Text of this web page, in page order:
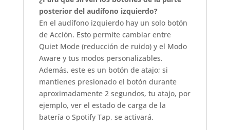
posterior del audífono izquierdo?
En el audífono izquierdo hay un solo botón
de Acción. Esto permite cambiar entre
Quiet Mode (reducción de ruido) y el Modo
Aware y tus modos personalizables.
Además, este es un botón de atajo; si
mantienes presionado el botón durante
aproximadamente 2 segundos, tu atajo, por
ejemplo, ver el estado de carga de la
batería o Spotify Tap, se activará.